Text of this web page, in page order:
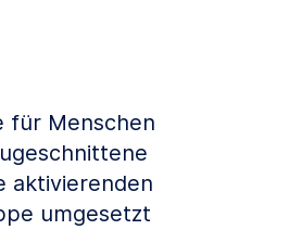
für Menschen
aktivierenden
umgesetzt